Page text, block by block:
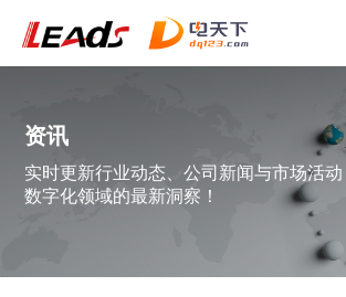
资讯
实时更新行业动态、公司新闻与市场活
数字化领域的最新洞察！